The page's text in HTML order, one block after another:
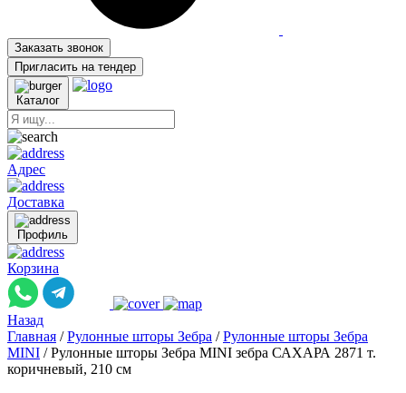
Заказать звонок
Пригласить на тендер
Каталог
Адрес
Доставка
Профиль
Корзина
Назад
Главная / Рулонные шторы Зебра / Рулонные шторы Зебра
MINI / Рулонные шторы Зебра MINI зебра САХАРА 2871 т.
коричневый, 210 см